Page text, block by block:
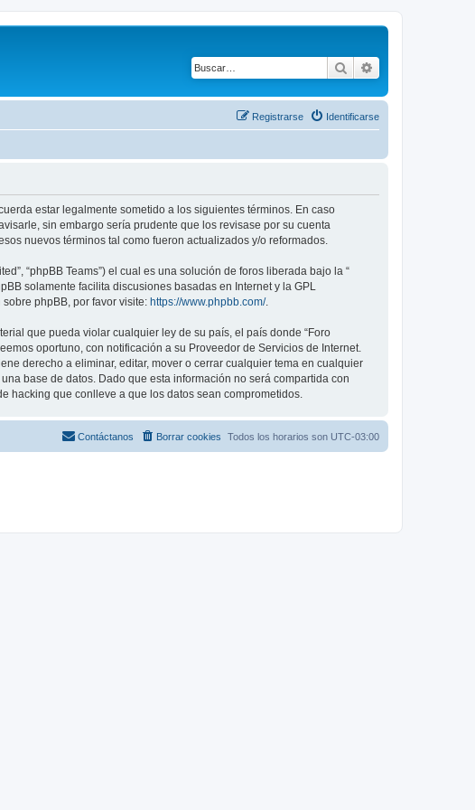
Buscar
Identificarse
Registrarse
estar legalmente sometido a los siguientes términos. En caso
sin embargo sería prudente que los revisase por su cuenta
nuevos términos tal como fueron actualizados y/o reformados.
“phpBB Teams”) el cual es una solución de foros liberada bajo la “
solamente facilita discusiones basadas en Internet y la GPL
phpBB, por favor visite: https://www.phpbb.com/.
que pueda violar cualquier ley de su país, el país donde “Foro
oportuno, con notificación a su Proveedor de Servicios de Internet.
derecho a eliminar, editar, mover o cerrar cualquier tema en cualquier
base de datos. Dado que esta información no será compartida con
hacking que conlleve a que los datos sean comprometidos.
Todos los horarios son UTC-03:00
Borrar cookies
Contáctanos